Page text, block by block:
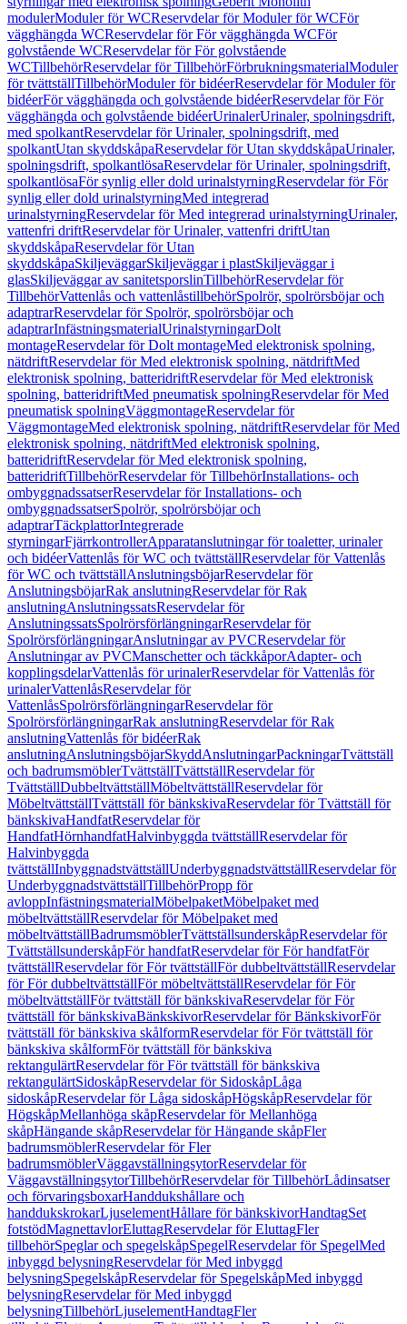
modulerModuler för WCReservdelar för Moduler för WCFör
vägghängda WCReservdelar för För vägghängda WCFör
golvstående WCReservdelar för För golvstående
WCTillbehörReservdelar för TillbehörFörbrukningsmaterialModuler
för tvättställTillbehörModuler för bidéerReservdelar för Moduler för
bidéerFör vägghängda och golvstående bidéerReservdelar för För
vägghängda och golvstående bidéerUrinalerUrinaler, spolningsdrift,
med spolkantReservdelar för Urinaler, spolningsdrift, med
spolkantUtan skyddskåpaReservdelar för Utan skyddskåpaUrinaler,
spolningsdrift, spolkantlösaReservdelar för Urinaler, spolningsdrift,
spolkantlösaFör synlig eller dold urinalstyrningReservdelar för För
synlig eller dold urinalstyrningMed integrerad
urinalstyrningReservdelar för Med integrerad urinalstyrningUrinaler,
vattenfri driftReservdelar för Urinaler, vattenfri driftUtan
skyddskåpaReservdelar för Utan
skyddskåpaSkiljeväggarSkiljeväggar i plastSkiljeväggar i
glasSkiljeväggar av sanitetsporslinTillbehörReservdelar för
TillbehörVattenlås och vattenlåstillbehörSpolrör, spolrörsböjar och
adaptrarReservdelar för Spolrör, spolrörsböjar och
adaptrarInfästningsmaterialUrinalstyrningarDolt
montageReservdelar för Dolt montageMed elektronisk spolning,
nätdriftReservdelar för Med elektronisk spolning, nätdriftMed
elektronisk spolning, batteridriftReservdelar för Med elektronisk
spolning, batteridriftMed pneumatisk spolningReservdelar för Med
pneumatisk spolningVäggmontageReservdelar för
VäggmontageMed elektronisk spolning, nätdriftReservdelar för Med
elektronisk spolning, nätdriftMed elektronisk spolning,
batteridriftReservdelar för Med elektronisk spolning,
batteridriftTillbehörReservdelar för TillbehörInstallations- och
ombyggnadssatserReservdelar för Installations- och
ombyggnadssatserSpolrör, spolrörsböjar och
adaptrarTäckplattorIntegrerade
styrningarFjärrkontrollerApparatanslutningar för toaletter, urinaler
och bidéerVattenlås för WC och tvättställReservdelar för Vattenlås
för WC och tvättställAnslutningsböjarReservdelar för
AnslutningsböjarRak anslutningReservdelar för Rak
anslutningAnslutningssatsReservdelar för
AnslutningssatsSpolrörsförlängningarReservdelar för
SpolrörsförlängningarAnslutningar av PVCReservdelar för
Anslutningar av PVCManschetter och täckkåporAdapter- och
kopplingsdelarVattenlås för urinalerReservdelar för Vattenlås för
urinalerVattenlåsReservdelar för
VattenlåsSpolrörsförlängningarReservdelar för
SpolrörsförlängningarRak anslutningReservdelar för Rak
anslutningVattenlås för bidéerRak
anslutningAnslutningsböjarSkyddAnslutningarPackningarTvättställ
och badrumsmöblerTvättställTvättställReservdelar för
TvättställDubbeltvättställMöbeltvättställReservdelar för
MöbeltvättställTvättställ för bänkskivaReservdelar för Tvättställ för
bänkskivaHandfatReservdelar för
HandfatHörnhandfatHalvinbyggda tvättställReservdelar för
Halvinbyggda
tvättställInbyggnadstvättställUnderbyggnadstvättställReservdelar för
UnderbyggnadstvättställTillbehörPropp för
avloppInfästningsmaterialMöbelpaketMöbelpaket med
möbeltvättställReservdelar för Möbelpaket med
möbeltvättställBadrumsmöblerTvättställsunderskåpReservdelar för
TvättställsunderskåpFör handfatReservdelar för För handfatFör
tvättställReservdelar för För tvättställFör dubbeltvättställReservdelar
för För dubbeltvättställFör möbeltvättställReservdelar för För
möbeltvättställFör tvättställ för bänkskivaReservdelar för För
tvättställ för bänkskivaBänkskivorReservdelar för BänkskivorFör
tvättställ för bänkskiva skålformReservdelar för För tvättställ för
bänkskiva skålformFör tvättställ för bänkskiva
rektangulärtReservdelar för För tvättställ för bänkskiva
rektangulärtSidoskåpReservdelar för SidoskåpLåga
sidoskåpReservdelar för Låga sidoskåpHögskåpReservdelar för
HögskåpMellanhöga skåpReservdelar för Mellanhöga
skåpHängande skåpReservdelar för Hängande skåpFler
badrumsmöblerReservdelar för Fler
badrumsmöblerVäggavställningsytorReservdelar för
VäggavställningsytorTillbehörReservdelar för TillbehörLådinsatser
och förvaringsboxarHanddukshållare och
handdukskrokarLjuselementHållare för bänkskivorHandtagSet
fotstödMagnettavlorEluttagReservdelar för EluttagFler
tillbehörSpeglar och spegelskåpSpegelReservdelar för SpegelMed
inbyggd belysningReservdelar för Med inbyggd
belysningSpegelskåpReservdelar för SpegelskåpMed inbyggd
belysningReservdelar för Med inbyggd
belysningTillbehörLjuselementHandtagFler